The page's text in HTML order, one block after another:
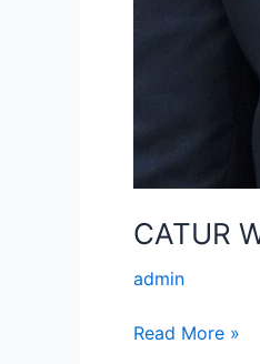
CATUR
admin
Read More »